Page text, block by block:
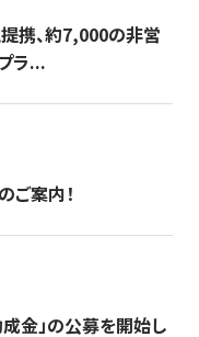
携、約7,000の非営
ラ...
ご案内！
金」の公募を開始し